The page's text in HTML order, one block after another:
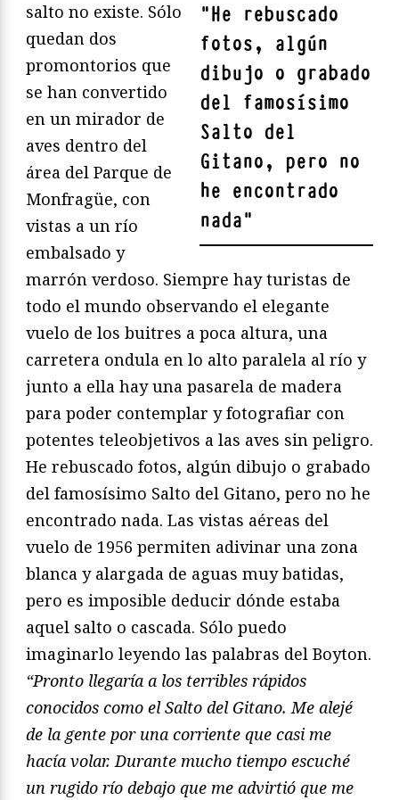
"He rebuscado
fotos, algún
dibujo o grabado
del famosísimo
Salto del
Gitano, pero no
he encontrado
nada"
salto no existe. Sólo
quedan dos
promontorios que
se han convertido
en un mirador de
aves dentro del
área del Parque de
Monfragüe, con
vistas a un río
embalsado y
marrón verdoso. Siempre hay turistas de
todo el mundo observando el elegante
vuelo de los buitres a poca altura, una
carretera ondula en lo alto paralela al río y
junto a ella hay una pasarela de madera
para poder contemplar y fotografiar con
potentes teleobjetivos a las aves sin peligro.
He rebuscado fotos, algún dibujo o grabado
del famosísimo Salto del Gitano, pero no he
encontrado nada. Las vistas aéreas del
vuelo de 1956 permiten adivinar una zona
blanca y alargada de aguas muy batidas,
pero es imposible deducir dónde estaba
aquel salto o cascada. Sólo puedo
imaginarlo leyendo las palabras del Boyton.
“Pronto llegaría a los terribles rápidos
conocidos como el Salto del Gitano. Me alejé
de la gente por una corriente que casi me
hacía volar. Durante mucho tiempo escuché
un rugido río debajo que me advirtió que me